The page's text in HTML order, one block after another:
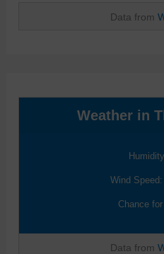
Data from
Weather in
Wind
Chance
Data from